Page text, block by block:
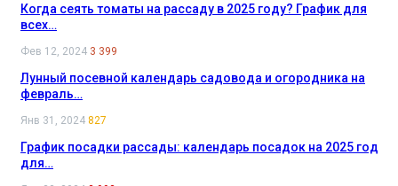
Когда сеять томаты на рассаду в 2025 году? График для
всех…
Фев 12, 2024 3 399
Лунный посевной календарь садовода и огородника на
февраль…
Янв 31, 2024 827
График посадки рассады: календарь посадок на 2025 год
для…